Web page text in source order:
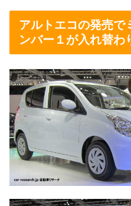
アルトエコの発売で
ンバー１が入れ替わ